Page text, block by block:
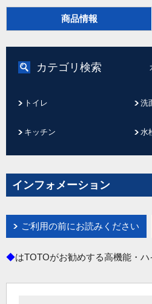
商品情報
カテゴリ検索
トイレ 洗
キッチン
水
インフォメーション
ご利用の前にお読みください
◆はTOTOがお勧めする高機能・ハ